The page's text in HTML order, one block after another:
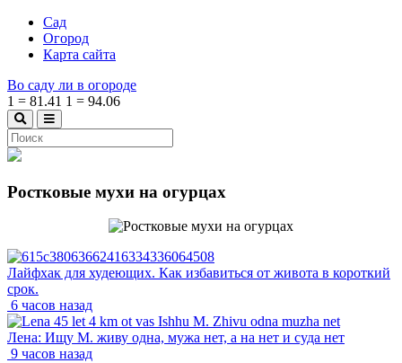
Сад
Огород
Карта сайта
Во саду ли в огороде
1 = 81.41 1 = 94.06
Ростковые мухи на огурцах
Лайфхак для худеющих. Как избавиться от живота в короткий
срок.
6 часов назад
Лена: Ищу М. живу одна, мужа нет, а на нет и суда нет
9 часов назад